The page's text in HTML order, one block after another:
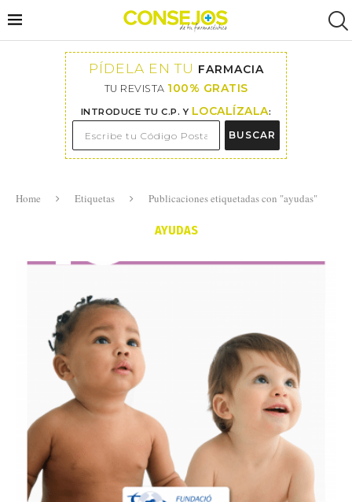
PÍDELA EN TU FARMACIA
TU REVISTA 100% GRATIS
INTRODUCE TU C.P. Y LOCALÍZALA:
BUSCAR
Home Etiquetas Publicaciones etiquetadas con "ayudas"
AYUDAS